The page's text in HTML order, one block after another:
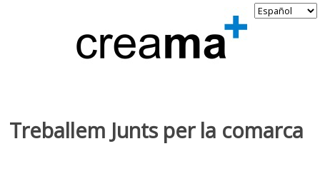
Treballem Junts per la comarca